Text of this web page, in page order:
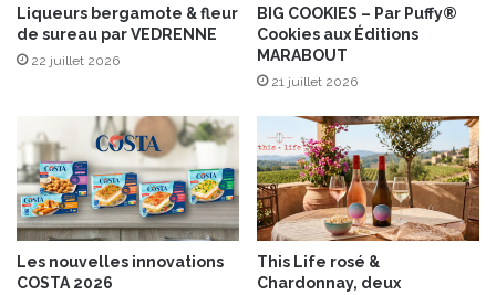
n
a
u
x
É
d
i
t
i
o
c
u
i
r
m
u
l
t
i
f
Liqueurs bergamote & fleur
de sureau par VEDRENNE
22 juillet 2026
BIG COOKIES – Par Puffy®
Cookies aux Éditions
MARABOUT
21 juillet 2026
Les nouvelles innovations
COSTA 2026
This Life rosé &
Chardonnay, deux